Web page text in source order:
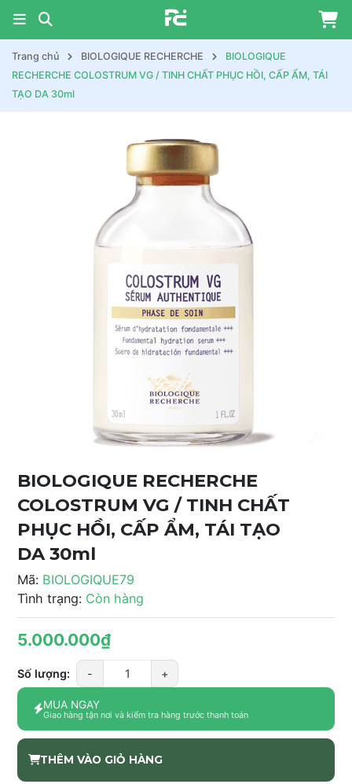
Trang chủ BIOLOGIQUE RECHERCHE
BIOLOGIQUE
RECHERCHE COLOSTRUM VG / TINH CHẤT PHỤC HỒI, CẤP ẨM, TÁI
TẠO DA 30ml
BIOLOGIQUE RECHERCHE
COLOSTRUM VG / TINH CHẤT
PHỤC HỒI, CẤP ẨM, TÁI TẠO
DA 30ml
Mã: BIOLOGIQUE79
Tình trạng: Còn hàng
5.000.000₫
Số lượng: - +
MUA NGAY
Giao hàng tận nơi và kiểm tra hàng trước thanh toán
THÊM VÀO GIỎ HÀNG